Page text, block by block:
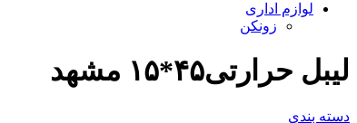
لوازم اداری
زونکن
لیبل حرارتی۴۵*۱۵ مشهد
دسته بندی